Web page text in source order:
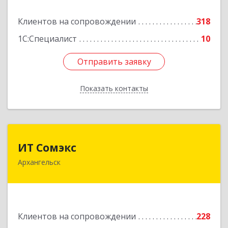
Клиентов на сопровождении
318
1С:Специалист
10
Отправить заявку
Показать контакты
Отправить заявку
Назад
ИТ Сомэкс
Архангельск
Клиентов на сопровождении 228
163001, Архангельская обл, Архангельск г,
Подробнее